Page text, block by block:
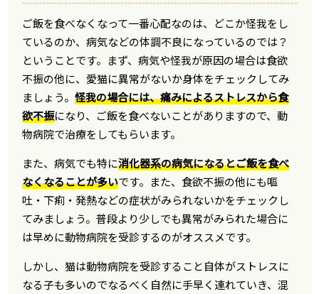
ご飯を食べなくなって一番心配なのは、どこか怪我をし
ているのか、病気などの体調不良になっているのでは？
ということです。まず、病気や怪我が原因の場合は食欲
不振の他に、愛猫に異常がないか身体をチェックしてみ
ましょう。怪我の場合には、痛みによるストレスから食
欲不振になり、ご飯を食べないことがありますので、動
物病院で治療をしてもらいます。
また、病気でも特に消化器系の病気になるとご飯を食べ
なくなることが多いです。また、食欲不振の他にも嘔
吐・下痢・発熱などの症状がみられないかをチェックし
てみましょう。普段より少しでも異常がみられた場合に
は早めに動物病院を受診するのがオススメです。
しかし、猫は動物病院を受診すること自体がストレスに
なる子も多いのでなるべく自然に手早く連れていき、混